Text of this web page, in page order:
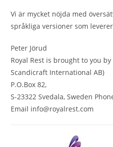
Vi är mycket nöjda med
språkliga versioner som
Peter Jörud
Royal Rest is brought to you by
Scandicraft International AB)
P.O.Box 82,
S-23322 Svedala, Sweden
Email info@royalrest.com